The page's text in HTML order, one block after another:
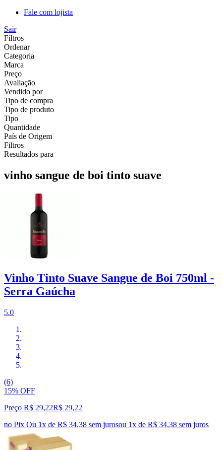
Fale com lojista
Sair
Filtros
Ordenar
Categoria
Marca
Preço
Avaliação
Vendido por
Tipo de compra
Tipo de produto
Tipo
Quantidade
País de Origem
Filtros
Resultados para
vinho sangue de boi tinto suave
Vinho Tinto Suave Sangue de Boi 750ml -
Serra Gaúcha
5.0
(6)
15% OFF
Preço R$ 29,22R$ 29,22
no Pix Ou 1x de R$ 34,38 sem jurosou 1x de R$ 34,38 sem juros